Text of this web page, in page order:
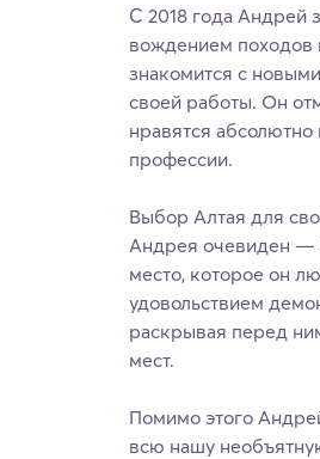
С 2018 года Андрей
вождением походов
знакомится с
своей работы. Он
нравятся абсолютно
профессии.
Выбор Алтая для
Андрея очевиден —
место, которое он
удовольствием
раскрывая перед
мест.
Помимо этого
всю нашу